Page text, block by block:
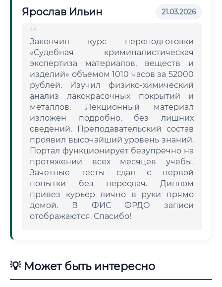
Ярослав Ильин 21.03.2026
Закончил курс переподготовки
«Судебная криминалистическая
экспертиза материалов, веществ и
изделий» объемом 1010 часов за 52000
рублей. Изучил физико-химический
анализ лакокрасочных покрытий и
металлов. Лекционный материал
изложен подробно, без лишних
сведений. Преподавательский состав
проявил высочайший уровень знаний.
Портал функционирует безупречно на
протяжении всех месяцев учебы.
Зачетные тесты сдал с первой
попытки без пересдач. Диплом
привез курьер лично в руки прямо
домой. В ФИС ФРДО записи
отображаются. Спасибо!
💡 Может быть интересно